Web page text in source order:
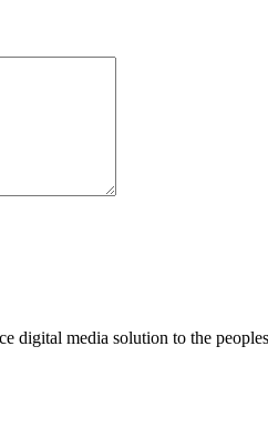
digital media solution to the